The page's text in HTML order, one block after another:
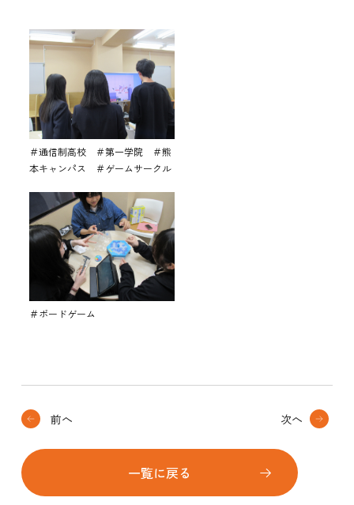
＃通信制高校 ＃第一学院 ＃熊
本キャンパス ＃ゲームサークル
＃ボードゲーム
前へ
一覧に戻る
次へ